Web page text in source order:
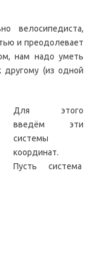
велосипедиста,
и преодолевает
нам надо уметь
(из одной
Для этого
введём эти
системы
координат.
Пусть система